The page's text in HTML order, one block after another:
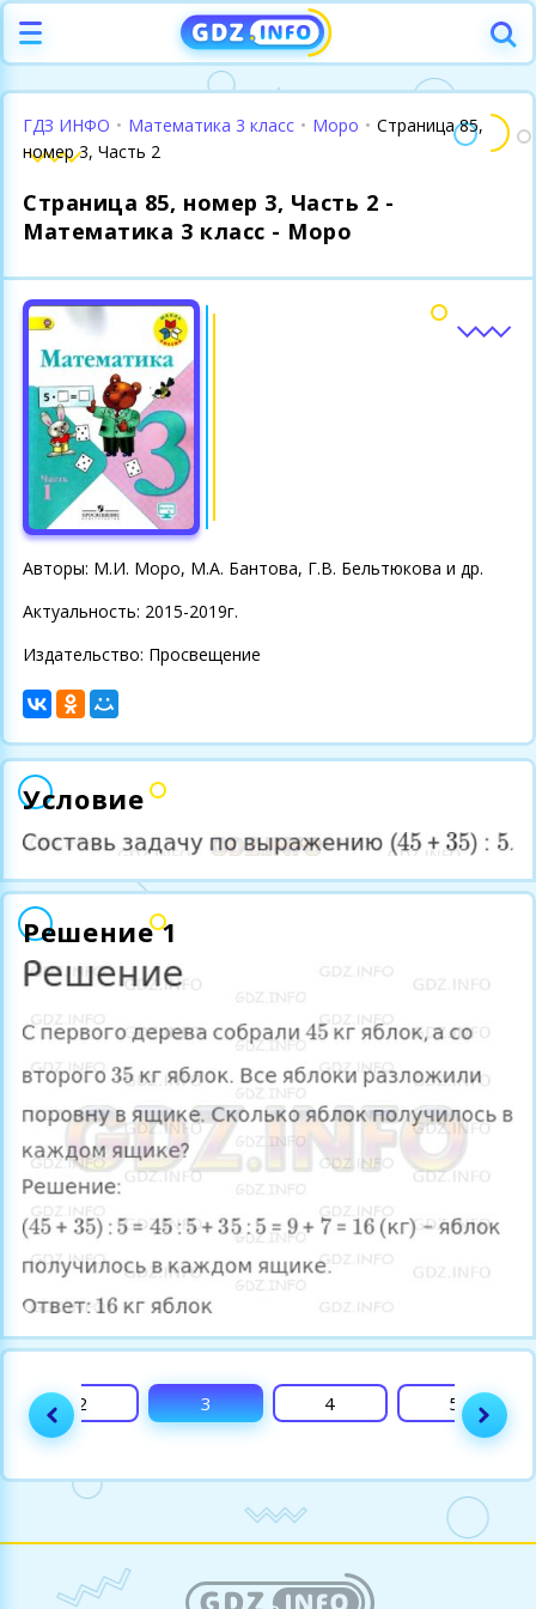
ГДЗ ИНФО • Математика 3 класс • Моро • Страница 85,
номер 3, Часть 2
Страница 85, номер 3, Часть 2 -
Математика 3 класс - Моро
Авторы: М.И. Моро, М.А. Бантова, Г.В. Бельтюкова и др.
Актуальность: 2015-2019г.
Издательство: Просвещение
Условие
Решение 1
2 3 4 5